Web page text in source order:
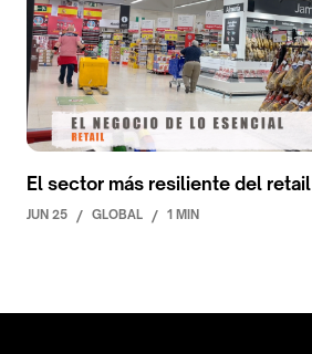
El sector más resiliente del retail
JUN 25 / GLOBAL / 1 MIN